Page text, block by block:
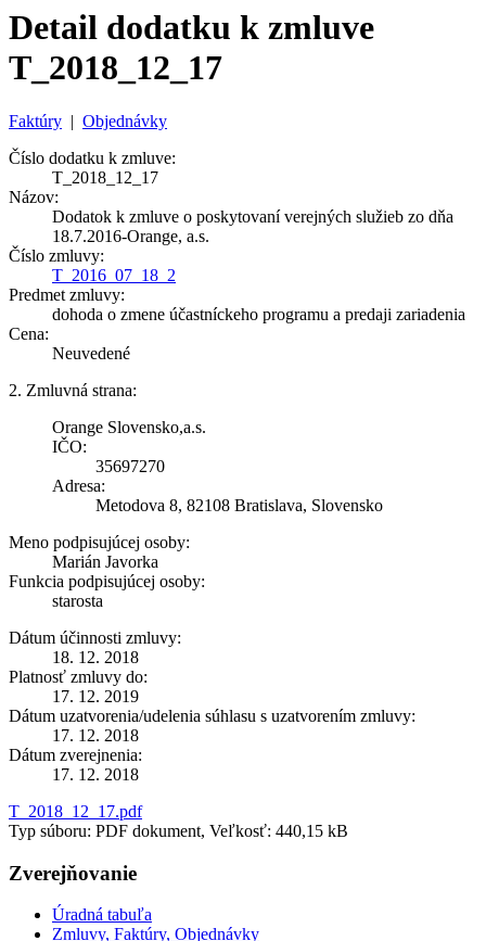
Detail dodatku k zmluve
T_2018_12_17
Faktúry | Objednávky
Číslo dodatku k zmluve:
T_2018_12_17
Názov:
Dodatok k zmluve o poskytovaní verejných služieb zo dňa
18.7.2016-Orange, a.s.
Číslo zmluvy:
T_2016_07_18_2
Predmet zmluvy:
dohoda o zmene účastníckeho programu a predaji zariadenia
Cena:
Neuvedené
2. Zmluvná strana:
Orange Slovensko,a.s.
IČO:
35697270
Adresa:
Metodova 8, 82108 Bratislava, Slovensko
Meno podpisujúcej osoby:
Marián Javorka
Funkcia podpisujúcej osoby:
starosta
Dátum účinnosti zmluvy:
18. 12. 2018
Platnosť zmluvy do:
17. 12. 2019
Dátum uzatvorenia/udelenia súhlasu s uzatvorením zmluvy:
17. 12. 2018
Dátum zverejnenia:
17. 12. 2018
T_2018_12_17.pdf
Typ súboru: PDF dokument, Veľkosť: 440,15 kB
Zverejňovanie
Úradná tabuľa
Zmluvy, Faktúry, Objednávky